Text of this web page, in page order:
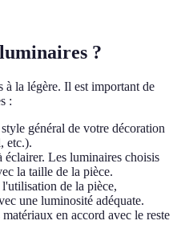
?
à la légère. Il est important de
:
général de votre décoration
etc.).
éclairer. Les luminaires choisis
la taille de la pièce.
l'utilisation de la pièce,
une luminosité adéquate.
en accord avec le reste